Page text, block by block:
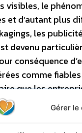
Gérer le
visibles, le
et d’autant plus
les
devenu
conséquence
comme
que les
et en acceptant
venir de
pour